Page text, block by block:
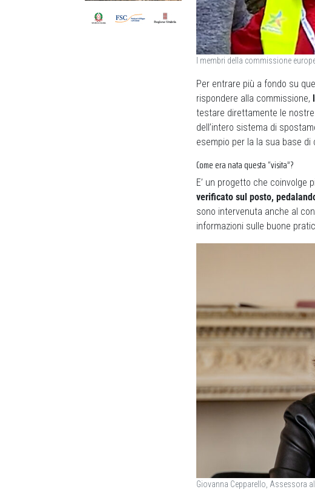
I membri della commissione
Per entrare più a fondo su
rispondere alla commissione,
testare direttamente le
dell’intero sistema di
esempio per la la sua base di
Come era nata questa “visita”?
E’ un progetto che coinvolge
verificato sul posto,
sono intervenuta anche al
informazioni sulle buone
Giovanna Cepparello, Assessora